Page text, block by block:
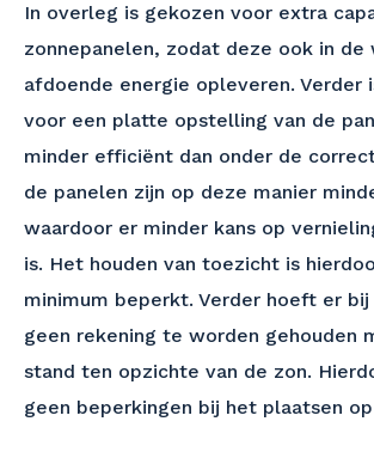
In overleg is gekozen voor extra
zonnepanelen, zodat deze ook in de
afdoende energie opleveren. Verder
voor een platte opstelling van de
minder efficiënt dan onder de
de panelen zijn op deze manier
waardoor er minder kans op
is. Het houden van toezicht is
minimum beperkt. Verder hoeft er bij
geen rekening te worden gehouden
stand ten opzichte van de zon.
geen beperkingen bij het plaatsen